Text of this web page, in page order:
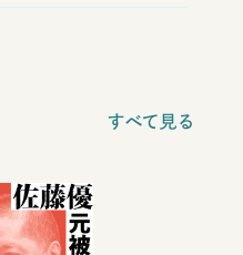
すべて見る